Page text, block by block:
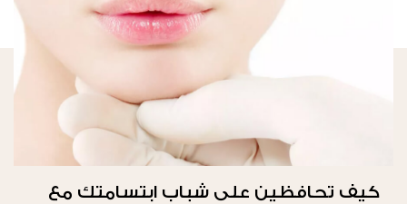
كيف تحافظين على شباب ابتسامتك مع